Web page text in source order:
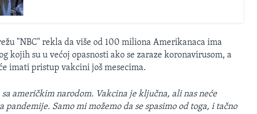
"NBC" rekla da više od 100 miliona Amerikanaca ima
kojih su u većoj opasnosti ako se zaraze koronavirusom, a
imati pristup vakcini još mesecima.
američkim narodom. Vakcina je ključna, ali nas neće
pandemije. Samo mi možemo da se spasimo od toga, i tačno